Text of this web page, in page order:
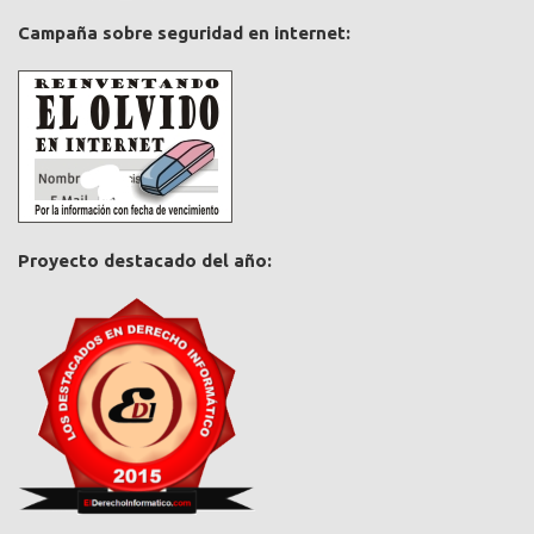
Campaña sobre seguridad en internet:
Proyecto destacado del año: